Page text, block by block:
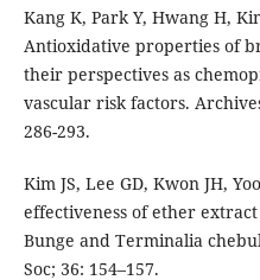
Kang K, Park Y, Hwang H,
Antioxidative properties of
their perspectives as
vascular risk factors.
286-293.
Kim JS, Lee GD, Kwon JH,
effectiveness of ether
Bunge and Terminalia
Soc; 36: 154–157.